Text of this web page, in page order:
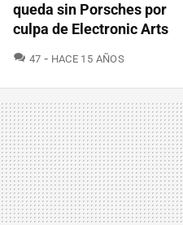
queda sin Porsches por
culpa de Electronic Arts
47 COMENTARIOS
HACE 15 AÑOS